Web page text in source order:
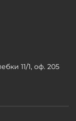
11/1, оф. 205